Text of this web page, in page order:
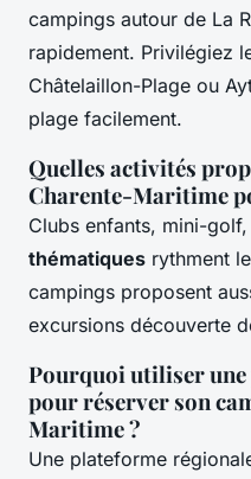
campings autour de La
rapidement. Privilégiez
Châtelaillon-Plage ou
plage facilement.
Quelles activités
Charente-Maritime
Clubs enfants, mini-
thématiques rythment
campings proposent
excursions découverte
Pourquoi utiliser
pour réserver son
Maritime ?
Une plateforme